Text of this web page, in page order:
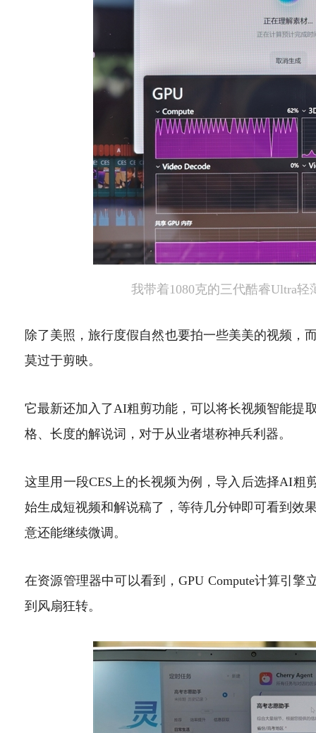
我带着1080克的三代酷睿Ultra
除了美照，旅行度假自然也要拍一些美美的视频，
莫过于剪映。
它最新还加入了AI粗剪功能，可以将长视频智能提
格、长度的解说词，对于从业者堪称神兵利器。
这里用一段CES上的长视频为例，导入后选择AI粗
始生成短视频和解说稿了，等待几分钟即可看到效
意还能继续微调。
在资源管理器中可以看到，GPU Compute计算引
到风扇狂转。